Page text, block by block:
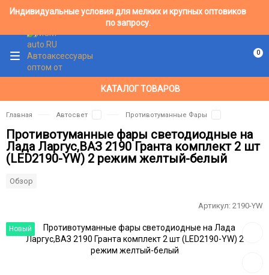
Индивидуальные условия для мелких и крупных оптовиков
по запросу.
КАТАЛОГ ТОВАРОВ
0
Главная Автосвет Противотуманные Фары
Противотуманные фары светодиодные на
Лада Ларгус,ВАЗ 2190 Гранта комплект 2 шт
(LED2190-YW) 2 режим желтый-белый
Обзор
Новый
в
Артикул: 2190-YW